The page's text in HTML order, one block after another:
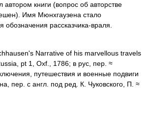
автором книги (вопрос об авторстве
Имя Мюнхгаузена стало
рассказчика-враля.
Narrative of his marvellous travels
pt 1, Oxf., 1786; в рус, пер. ≈
путешествия и военные подвиги
пер. с англ. под ред. К. Чуковского, П. ≈